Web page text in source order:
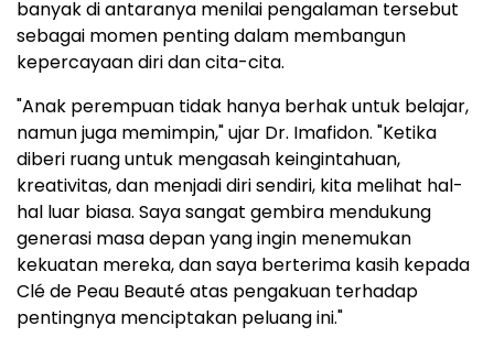
banyak di antaranya menilai pengalaman tersebut
sebagai momen penting dalam membangun
kepercayaan diri dan cita-cita.
"Anak perempuan tidak hanya berhak untuk belajar,
namun juga memimpin," ujar Dr. Imafidon. "Ketika
diberi ruang untuk mengasah keingintahuan,
kreativitas, dan menjadi diri sendiri, kita melihat hal-
hal luar biasa. Saya sangat gembira mendukung
generasi masa depan yang ingin menemukan
kekuatan mereka, dan saya berterima kasih kepada
Clé de Peau Beauté atas pengakuan terhadap
pentingnya menciptakan peluang ini."